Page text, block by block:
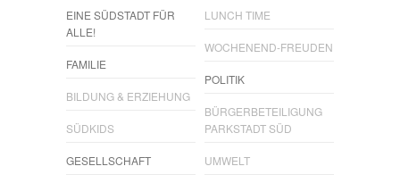
EINE SÜDSTADT FÜR
ALLE!
FAMILIE
BILDUNG & ERZIEHUNG
SÜDKIDS
GESELLSCHAFT
LUNCH TIME
WOCHENEND-FREUDEN
POLITIK
BÜRGERBETEILIGUNG
PARKSTADT SÜD
UMWELT